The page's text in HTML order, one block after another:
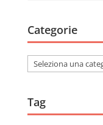
Categorie
Categorie
Tag